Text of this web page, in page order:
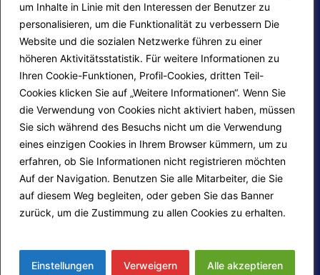
um Inhalte in Linie mit den Interessen der Benutzer zu
personalisieren, um die Funktionalität zu verbessern Die
Website und die sozialen Netzwerke führen zu einer
höheren Aktivitätsstatistik. Für weitere Informationen zu
Ihren Cookie-Funktionen, Profil-Cookies, dritten Teil-
Cookies klicken Sie auf „Weitere Informationen“. Wenn Sie
die Verwendung von Cookies nicht aktiviert haben, müssen
Sie sich während des Besuchs nicht um die Verwendung
eines einzigen Cookies in Ihrem Browser kümmern, um zu
erfahren, ob Sie Informationen nicht registrieren möchten
Auf der Navigation. Benutzen Sie alle Mitarbeiter, die Sie
auf diesem Weg begleiten, oder geben Sie das Banner
zurück, um die Zustimmung zu allen Cookies zu erhalten.
Einstellungen Verweigern Alle akzeptieren
Site map
Redaktions-Login
Kontakte
Cookie Policy
Folge uns auf
ETS . Alle Rechte vorbehalten.